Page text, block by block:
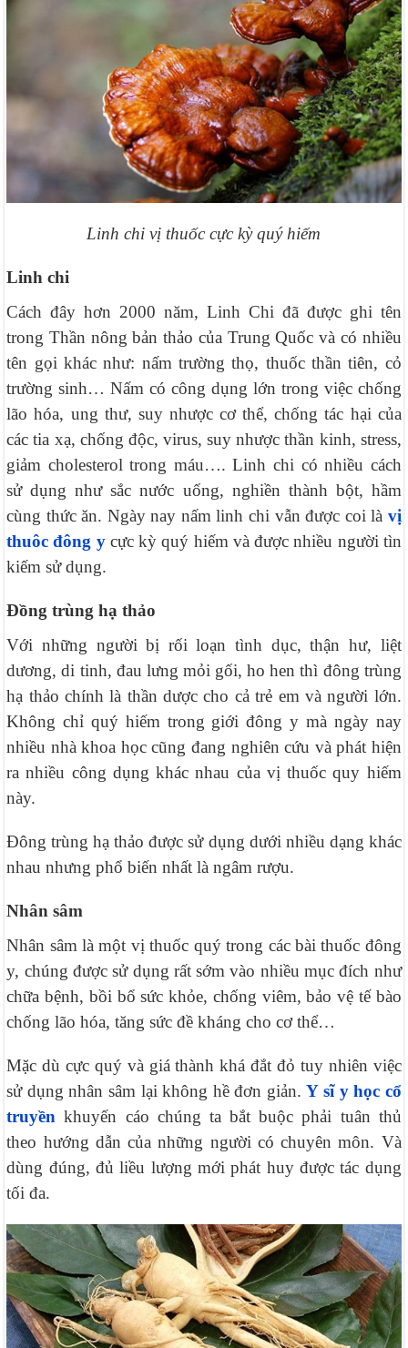
Linh chi vị thuốc cực kỳ quý hiếm
Linh chi
Cách đây hơn 2000 năm, Linh Chi đã được ghi tên
trong Thần nông bản thảo của Trung Quốc và có nhiều
tên gọi khác như: nấm trường thọ, thuốc thần tiên, cỏ
trường sinh… Nấm có công dụng lớn trong việc chống
lão hóa, ung thư, suy nhược cơ thể, chống tác hại của
các tia xạ, chống độc, virus, suy nhược thần kinh, stress,
giảm cholesterol trong máu…. Linh chi có nhiều cách
sử dụng như sắc nước uống, nghiền thành bột, hầm
cùng thức ăn. Ngày nay nấm linh chi vẫn được coi là vị
thuôc đông y cực kỳ quý hiếm và được nhiều người tìn
kiếm sử dụng.
Đồng trùng hạ thảo
Với những người bị rối loạn tình dục, thận hư, liệt
dương, di tinh, đau lưng mỏi gối, ho hen thì đông trùng
hạ thảo chính là thần dược cho cả trẻ em và người lớn.
Không chỉ quý hiếm trong giới đông y mà ngày nay
nhiều nhà khoa học cũng đang nghiên cứu và phát hiện
ra nhiều công dụng khác nhau của vị thuốc quy hiếm
này.
Đông trùng hạ thảo được sử dụng dưới nhiều dạng khác
nhau nhưng phổ biến nhất là ngâm rượu.
Nhân sâm
Nhân sâm là một vị thuốc quý trong các bài thuốc đông
y, chúng được sử dụng rất sớm vào nhiều mục đích như
chữa bệnh, bồi bổ sức khỏe, chống viêm, bảo vệ tế bào
chống lão hóa, tăng sức đề kháng cho cơ thể…
Mặc dù cực quý và giá thành khá đắt đỏ tuy nhiên việc
sử dụng nhân sâm lại không hề đơn giản.Y sĩ y học cổ
truyền khuyến cáo chúng ta bắt buộc phải tuân thủ
theo hướng dẫn của những người có chuyên môn. Và
dùng đúng, đủ liều lượng mới phát huy được tác dụng
tối đa.